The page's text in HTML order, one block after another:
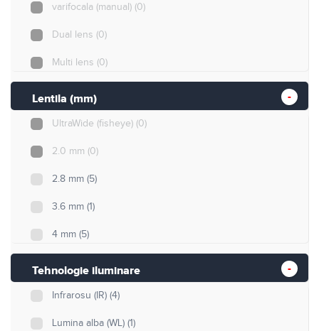
varifocala (manual) (0)
Dual lens (0)
Multi lens (0)
Lentila (mm)
UltraWide (fisheye) (0)
2.0 mm (0)
2.8 mm (5)
3.6 mm (1)
4 mm (5)
Varifocala motorizata
zoom optic 4X(0)
Tehnologie iluminare
Infrarosu (IR) (4)
Lumina alba (WL) (1)